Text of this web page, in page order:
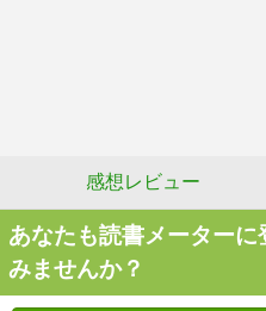
感想レビュー
あなたも読書メーター
みませんか？